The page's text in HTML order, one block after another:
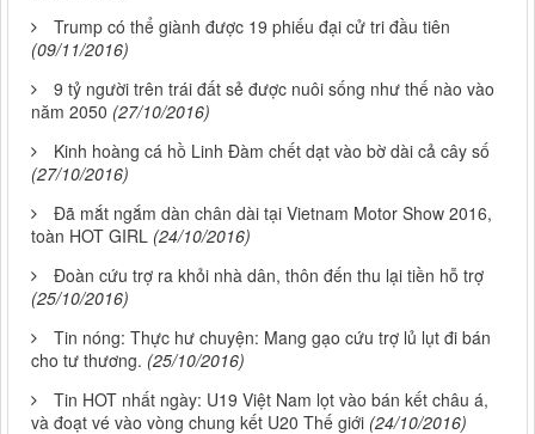
Trump có thể giành được 19 phiếu đại cử tri đầu tiên
(09/11/2016)
9 tỷ người trên trái đất sẻ được nuôi sống như thế nào vào
năm 2050 (27/10/2016)
Kinh hoàng cá hồ Linh Đàm chết dạt vào bờ dài cả cây số
(27/10/2016)
Đã mắt ngắm dàn chân dài tại Vietnam Motor Show 2016,
toàn HOT GIRL (24/10/2016)
Đoàn cứu trợ ra khỏi nhà dân, thôn đến thu lại tiền hỗ trợ
(25/10/2016)
Tin nóng: Thực hư chuyện: Mang gạo cứu trợ lủ lụt đi bán
cho tư thương. (25/10/2016)
Tin HOT nhất ngày: U19 Việt Nam lọt vào bán kết châu á,
và đoạt vé vào vòng chung kết U20 Thế giới (24/10/2016)